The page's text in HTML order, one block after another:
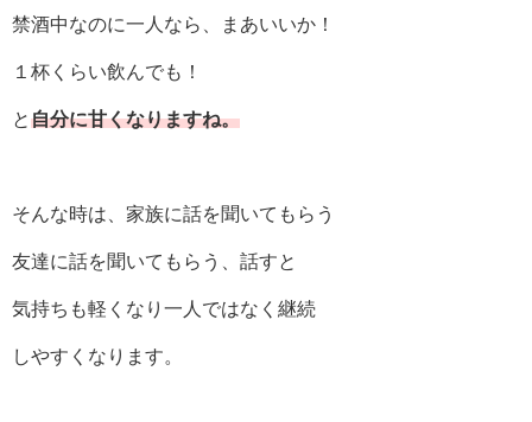
禁酒中なのに一人なら、まあいいか！
１杯くらい飲んでも！
と自分に甘くなりますね。
そんな時は、家族に話を聞いてもらう
友達に話を聞いてもらう、話すと
気持ちも軽くなり一人ではなく継続
しやすくなります。